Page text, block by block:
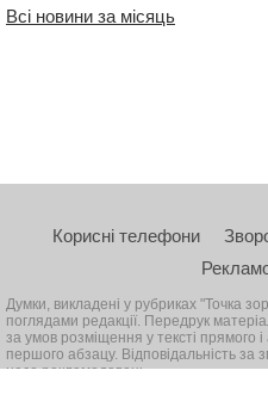
Всі новини за місяць
Корисні телефони
Думки, викладені у рубриках "Точка
поглядами редакції. Передрук
за умов розміщення у тексті прямого
першого абзацу. Відповідальність за
несе рекламодавець